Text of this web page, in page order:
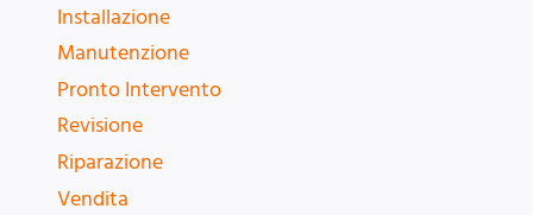
Installazione
Manutenzione
Pronto Intervento
Revisione
Riparazione
Vendita